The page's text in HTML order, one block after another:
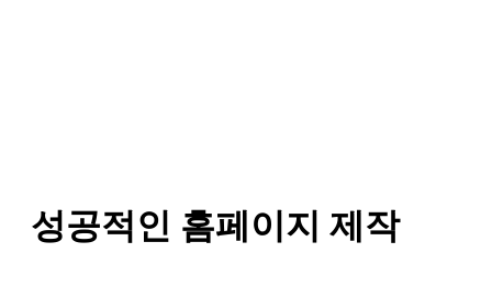
성공적인 홈페이지 제작